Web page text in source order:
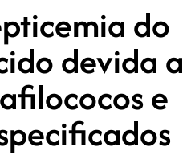
do
devida a
e